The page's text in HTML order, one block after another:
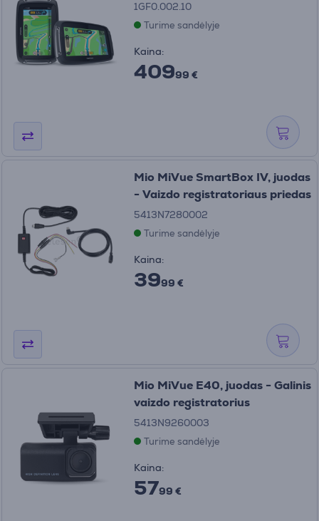
1GF0.002.10
Turime sandėlyje
Kaina:
40999 €
Mio MiVue SmartBox IV, juodas
- Vaizdo registratoriaus priedas
5413N7280002
Turime sandėlyje
Kaina:
3999 €
Mio MiVue E40, juodas - Galinis
vaizdo registratorius
5413N9260003
Turime sandėlyje
Kaina:
5799 €